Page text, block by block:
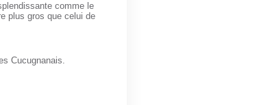
comme le
plus gros que celui de
Cucugnanais.